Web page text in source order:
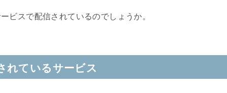
ビスで配信されているのでしょうか。
れているサービス